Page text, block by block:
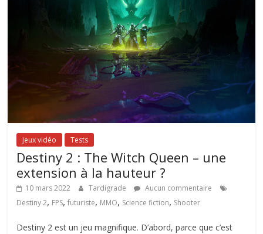
Jeux vidéo Tests
Destiny 2 : The Witch Queen – une
extension à la hauteur ?
10 mars 2022 Tardigrade
Aucun commentaire
Destiny 2, FPS,futuriste, MMO, Science fiction, Shooter
Destiny 2 est un jeu magnifique. D’abord, parce que c’est